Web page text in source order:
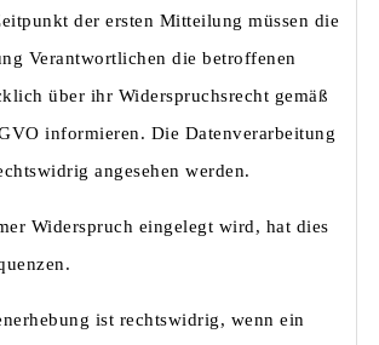
der ersten Mitteilung müssen die
Verantwortlichen die betroffenen
über ihr Widerspruchsrecht gemäß
informieren. Die Datenverarbeitung
angesehen werden.
Widerspruch eingelegt wird, hat dies
ist rechtswidrig, wenn ein